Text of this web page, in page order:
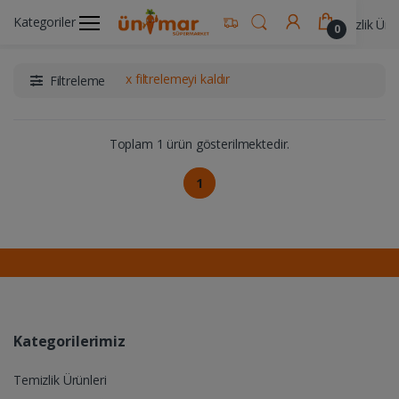
Kategoriler 0
Ünimar Anasayfa Temizlik Ürünleri Ev Temizlik
Filtreleme x filtrelemeyi kaldır
Toplam 1 ürün gösterilmektedir.
1
Kategorilerimiz
Temizlik Ürünleri